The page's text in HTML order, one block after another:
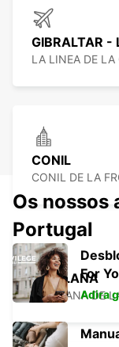
GIBRALTAR -
LA LINEA DE
CONIL
CONIL DE LA
CHICLANA
CHICLANA DE
Os nossos
Portugal
For
Adira